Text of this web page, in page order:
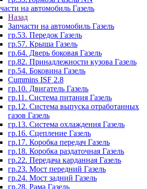
на автомобиль Газель
Назад
Запчасти на автомобиль Газель
гр.53. Передок Газель
гр.57. Крыша Газель
гр.64. Дверь боковая Газель
гр.82. Принадлежности кузова Газель
гр.54. Боковина Газель
Cummins ISF 2.8
гр.10. Двигатель Газель
гр.11. Система питания Газель
гр.12. Система выпуска отработанных
газов Газель
гр.13. Система охлаждения Газель
гр.16. Сцепление Газель
гр.17. Коробка передач Газель
гр.18. Коробка раздаточная Газель
гр.22. Передача карданная Газель
гр.23. Мост передний Газель
гр.24. Мост задний Газель
гр.28. Рама Газель